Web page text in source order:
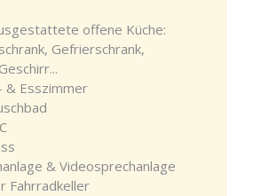
offene Küche:
Gefrierschrank,
& Esszimmer
& Videosprechanlage
Fahrradkeller